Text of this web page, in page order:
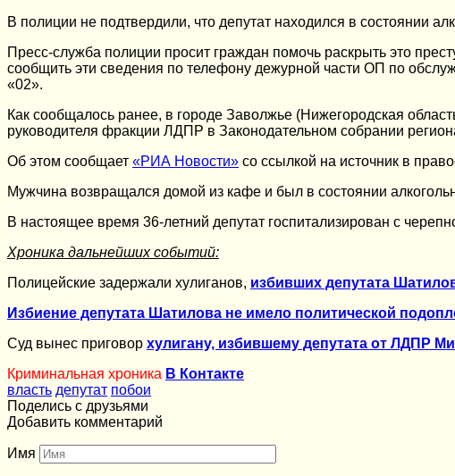
В полиции не подтвердили, что депутат находился в состоянии
Пресс-служба полиции просит граждан помочь раскрыть это
сообщить эти сведения по телефону дежурной части ОП по
«02».
Как сообщалось ранее, в городе Заволжье (Нижегородская
руководителя фракции ЛДПР в Законодательном собрании
Об этом сообщает «РИА Новости» со ссылкой на источник в
Мужчина возвращался домой из кафе и был в состоянии
В настоящее время 36-летний депутат госпитализирован с
Хроника дальнейших событий:
Полицейские задержали хулиганов, избивших депутата
Избиение депутата Шатилова не имело политической
Суд вынес приговор хулигану, избившему депутата от ЛДПР
Криминальная хроника В Контакте
власть депутат побои
Поделись с друзьями
Добавить комментарий
Имя